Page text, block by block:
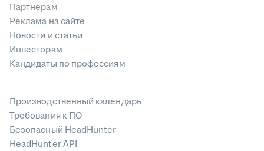
Партнерам
Реклама на сайте
Новости и статьи
Инвесторам
Кандидаты по профессиям
Производственный календарь
Требования к ПО
Безопасный HeadHunter
HeadHunter API